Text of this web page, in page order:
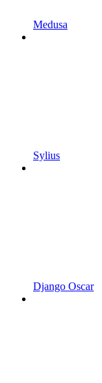
Medusa
Sylius
Django Oscar